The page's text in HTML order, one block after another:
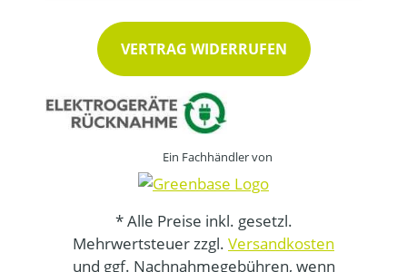
VERTRAG WIDERRUFEN
Ein Fachhändler von
* Alle Preise inkl. gesetzl.
Mehrwertsteuer zzgl. Versandkosten
und ggf. Nachnahmegebühren, wenn